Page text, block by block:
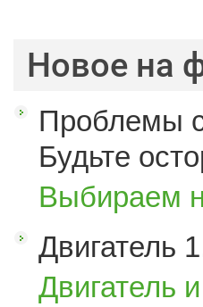
Новое на
Проблемы
Будьте
Выбираем
Двигатель
Двигатель